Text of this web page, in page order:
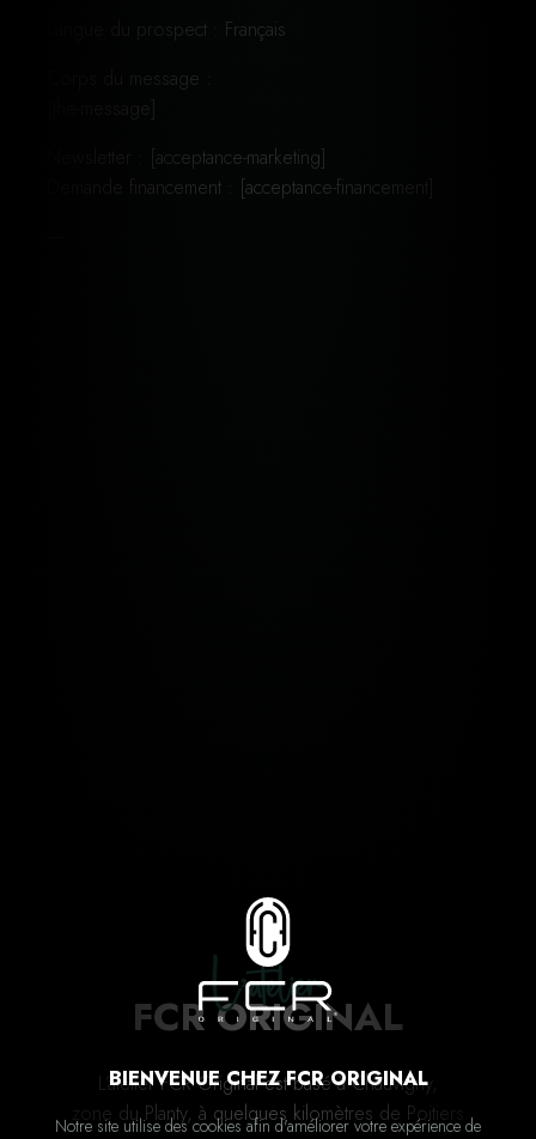
BIENVENUE CHEZ FCR ORIGINAL
Notre site utilise des cookies afin d'améliorer votre expérience de
Langue du prospect : Français
Corps du message :
[the-message]
Newsletter : [acceptance-marketing]
Demande financement : [acceptance-financement]
L’atelier
FCR ORIGINAL
L’atelier FCR Original est basé à Chauvigny,
zone du Planty, à quelques kilomètres de Poitiers